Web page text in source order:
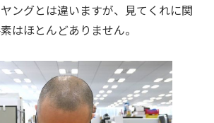
ングとは違いますが、見てくれに関
はほとんどありません。